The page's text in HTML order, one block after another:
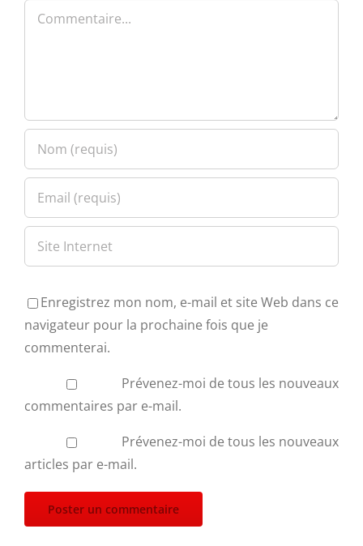
Commentaire
Enregistrez mon nom, e-mail et site Web dans ce
navigateur pour la prochaine fois que je
commenterai.
Prévenez-moi de tous les nouveaux
commentaires par e-mail.
Prévenez-moi de tous les nouveaux
articles par e-mail.